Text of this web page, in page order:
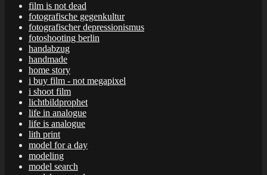
film is not dead
fotografische gegenkultur
fotografischer depressionismus
fotoshooting berlin
handabzug
handmade
home story
i buy film - not megapixel
i shoot film
lichtbildprophet
life in analogue
life is analogue
lith print
model for a day
modeling
model search